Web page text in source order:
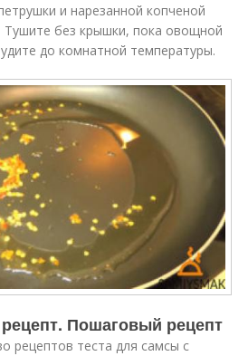
и нарезанной копченой
Тушите без крышки, пока овощной
до комнатной температуры.
Пошаговый рецепт
рецептов теста для самсы с